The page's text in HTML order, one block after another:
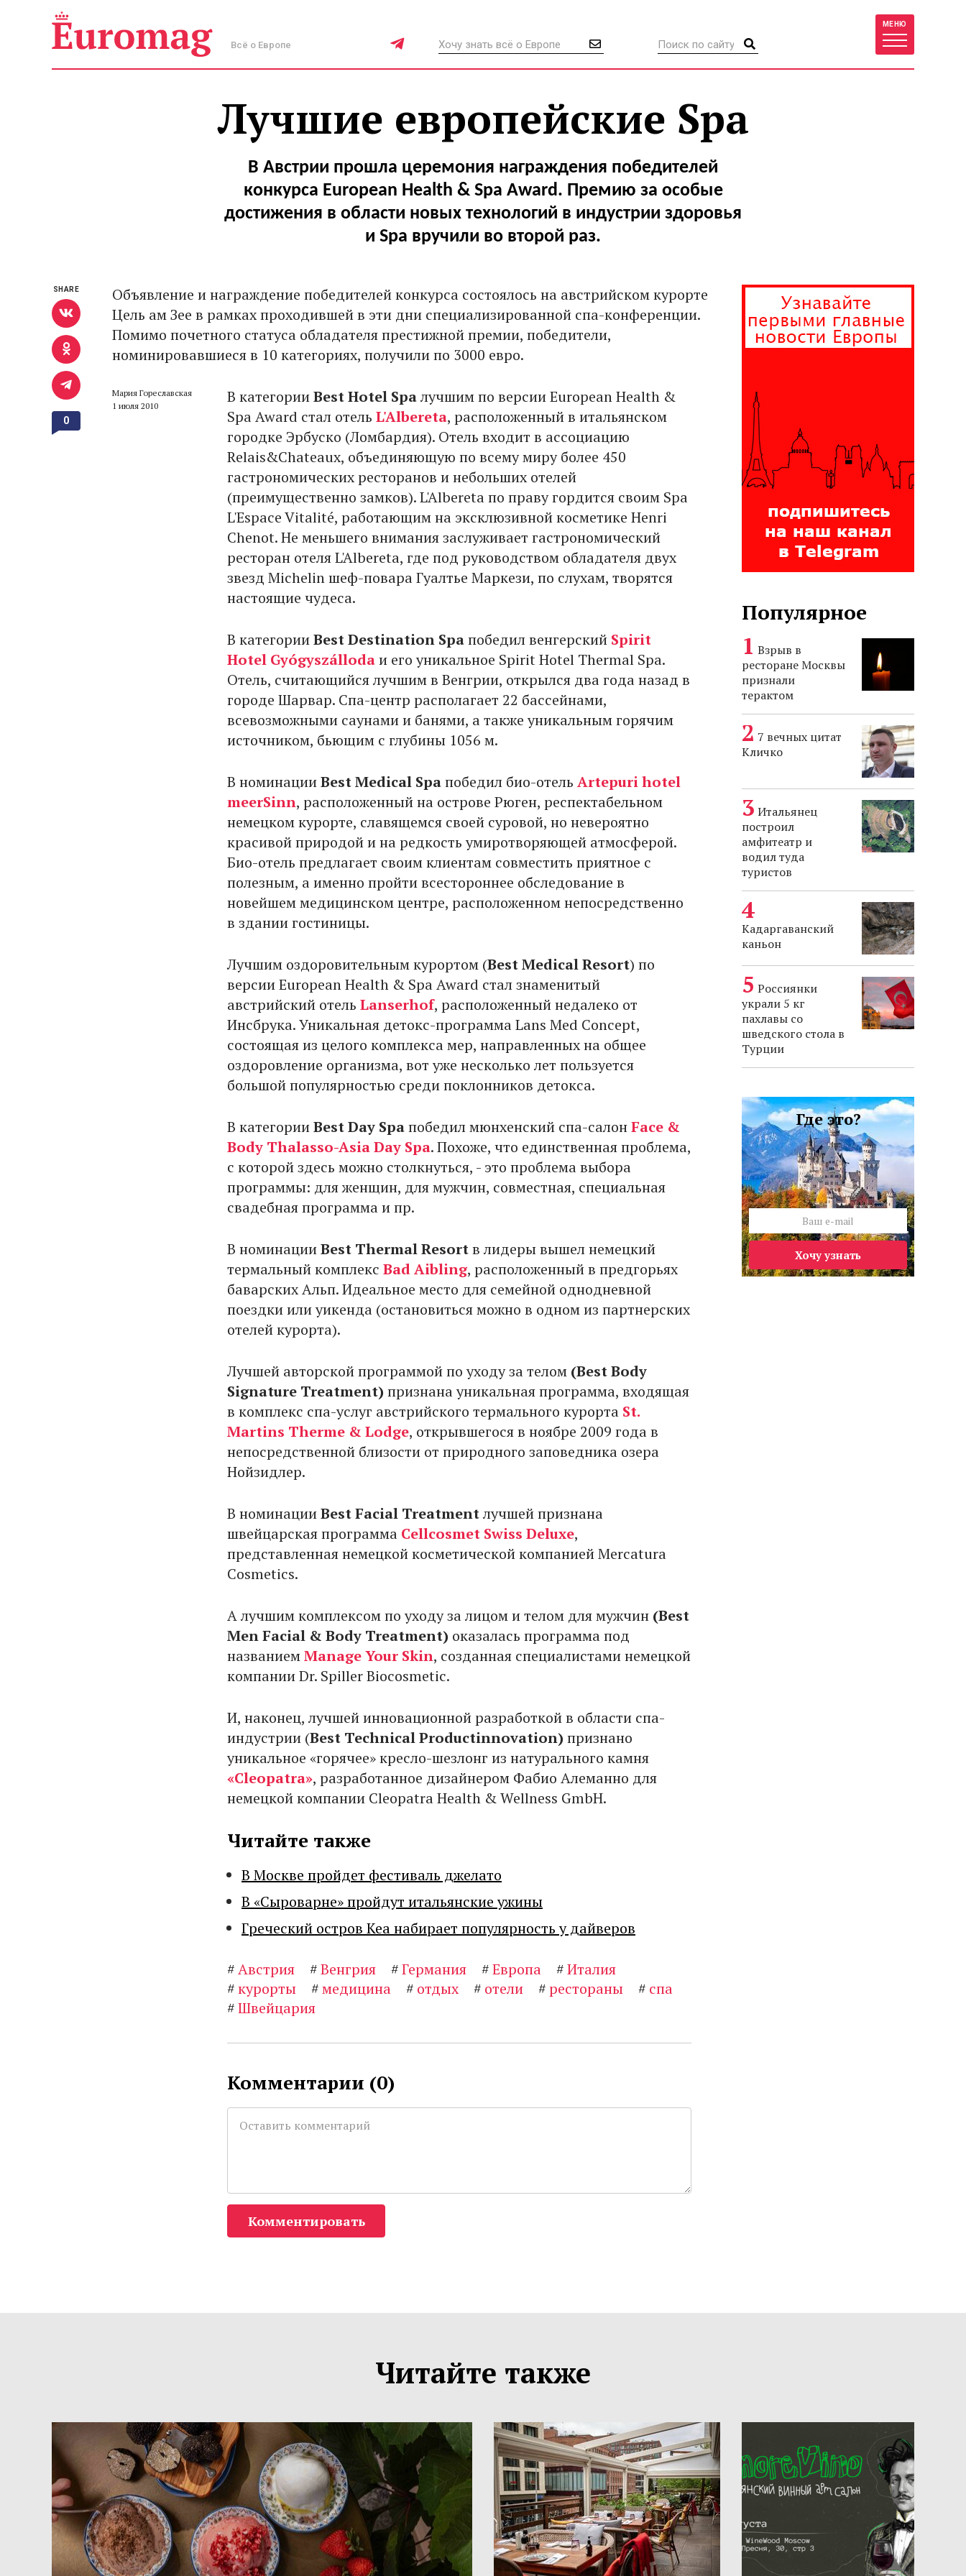
Всё о Европе
МЕНЮ
Лучшие европейские Spa
В Австрии прошла церемония награждения победителей
конкурса European Health & Spa Award. Премию за особые
достижения в области новых технологий в индустрии здоровья
и Spa вручили во второй раз.
Объявление и награждение победителей конкурса состоялось на австрийском курорте
Цель ам Зее в рамках проходившей в эти дни специализированной спа-конференции.
Помимо почетного статуса обладателя престижной премии, победители,
номинировавшиеся в 10 категориях, получили по 3000 евро.
Мария Гореславская
1 июля 2010
В категорииBestHotel Spaлучшим по версии European Health &
Spa Award стал отель L'Albereta, расположенный в итальянском
городке Эрбуско (Ломбардия). Отель входит в ассоциацию
Relais&Chateaux, объединяющую по всему миру более 450
гастрономических ресторанов и небольших отелей
(преимущественно замков). L'Albereta по праву гордится своим Spa
L'Espace Vitalité, работающим на эксклюзивной косметике Henri
Chenot. Не меньшего внимания заслуживает гастрономический
ресторан отеля L'Albereta, где под руководством обладателя двух
звезд Michelin шеф-повара Гуалтье Маркези, по слухам, творятся
настоящие чудеса.
В категорииBestDestination Spaпобедил венгерский Spirit
Hotel Gyógyszállodaи его уникальное Spirit Hotel Thermal Spa.
Отель, считающийся лучшим в Венгрии, открылся два года назад в
городе Шарвар. Спа-центр располагает 22 бассейнами,
всевозможными саунами и банями, а также уникальным горячим
источником, бьющим с глубины 1056 м.
В номинацииBestMedical Spaпобедил био-отель Artepuri hotel
meerSinn, расположенный на острове Рюген, респектабельном
немецком курорте, славящемся своей суровой, но невероятно
красивой природой и на редкость умиротворяющей атмосферой.
Био-отель предлагает своим клиентам совместить приятное с
полезным, а именно пройти всестороннее обследование в
новейшем медицинском центре, расположенном непосредственно
в здании гостиницы.
Лучшим оздоровительным курортом (BestMedicalResort) по
версии European Health & Spa Award стал знаменитый
австрийский отель Lanserhof, расположенный недалеко от
Инсбрука. Уникальная детокс-программа Lans Med Concept,
состоящая из целого комплекса мер, направленных на общее
оздоровление организма, вот уже несколько лет пользуется
большой популярностью среди поклонников детокса.
В категорииBest Day Spaпобедил мюнхенский спа-салонFace &
Body Thalasso-Asia Day Spa. Похоже, что единственная проблема,
с которой здесь можно столкнуться, - это проблема выбора
программы: для женщин, для мужчин, совместная, специальная
свадебная программа и пр.
В номинацииBest ThermalResortв лидеры вышел немецкий
термальный комплекс Bad Aibling, расположенный в предгорьях
баварских Альп. Идеальное место для семейной однодневной
поездки или уикенда (остановиться можно в одном из партнерских
отелей курорта).
Лучшей авторской программой по уходу за телом (Best Body
Signature Treatment) признана уникальная программа, входящая
в комплекс спа-услуг австрийского термального курорта St.
Martins Therme & Lodge, открывшегося в ноябре 2009 года в
непосредственной близости от природного заповедника озера
Нойзидлер.
В номинацииBest Facial Treatmentлучшей признана
швейцарская программа Cellcosmet Swiss Deluxe,
представленная немецкой косметической компанией Mercatura
Cosmetics.
А лучшим комплексом по уходу за лицом и телом для мужчин (Best
Men Facial & Body Treatment) оказалась программа под
названиемManage Your Skin, созданная специалистами немецкой
компании Dr. Spiller Biocosmetic.
И, наконец, лучшей инновационной разработкой в области спа-
индустрии (Best Technical Productinnovation) признано
уникальное «горячее» кресло-шезлонг из натурального камня
«Cleopatra», разработанное дизайнером Фабио Алеманно для
немецкой компании Cleopatra Health & Wellness GmbH.
Читайте также
В Москве пройдет фестиваль джелато
В «Сыроварне» пройдут итальянские ужины
Греческий остров Кеа набирает популярность у дайверов
#Австрия #Венгрия #Германия #Европа #Италия
#курорты #медицина # отдых # отели #рестораны # спа
#Швейцария
SHARE
0
Комментарии (0)
Комментировать
Популярное
Взрыв в
ресторане Москвы
признали
терактом
7 вечных цитат
Кличко
Итальянец
построил
амфитеатр и
водил туда
туристов
Кадаргаванский
каньон
Россиянки
украли 5 кг
пахлавы со
шведского стола в
Турции
Где это?
Хочу узнать
Читайте также